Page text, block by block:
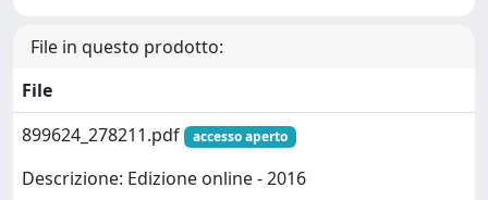
File in questo prodotto:
File
899624_278211.pdf
accesso aperto
Descrizione: Edizione online - 2016